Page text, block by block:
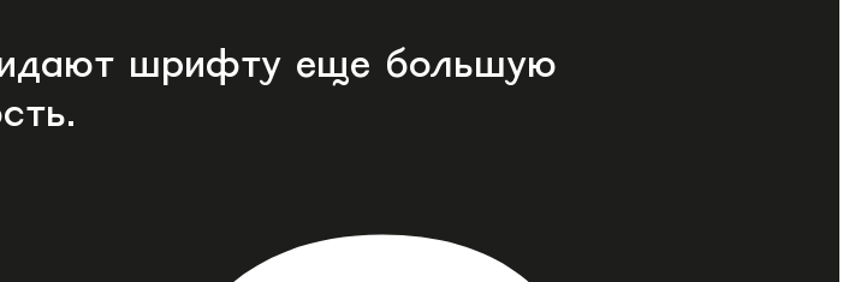
шрифту еще большую